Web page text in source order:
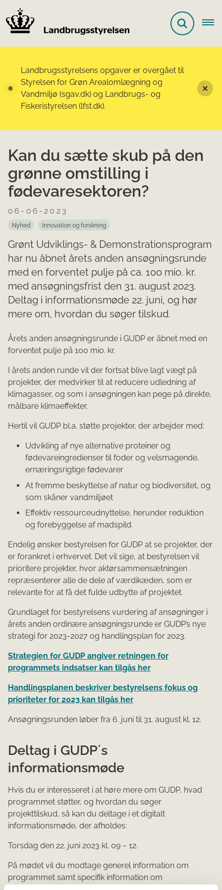
Landbrugsstyrelsens opgaver er overgået til
Styrelsen for Grøn Arealomlægning og
Vandmiljø (sgav.dk) og Landbrugs- og
Fiskeristyrelsen (lfst.dk).
Kan du sætte skub på den
grønne omstilling i
fødevaresektoren?
06-06-2023
Nyhed Innovation og forskning
Grønt Udviklings- & Demonstrationsprogram
har nu åbnet årets anden ansøgningsrunde
med en forventet pulje på ca. 100 mio. kr.
med ansøgningsfrist den 31. august 2023.
Deltag i informationsmøde 22. juni, og hør
mere om, hvordan du søger tilskud.
Årets anden ansøgningsrunde i GUDP er åbnet med en
forventet pulje på 100 mio. kr.
I årets anden runde vil der fortsat blive lagt vægt på
projekter, der medvirker til at reducere udledning af
klimagasser, og som i ansøgningen kan pege på direkte,
målbare klimaeffekter.
Hertil vil GUDP bl.a. støtte projekter, der arbejder med:
Udvikling af nye alternative proteiner og
fødevareingredienser til foder og velsmagende,
ernæringsrigtige fødevarer
At fremme beskyttelse af natur og biodiversitet, og
som skåner vandmiljøet
Effektiv ressourceudnyttelse, herunder reduktion
og forebyggelse af madspild.
Endelig ønsker bestyrelsen for GUDP at se projekter, der
er forankret i erhvervet. Det vil sige, at bestyrelsen vil
prioritere projekter, hvor aktørsammensætningen
repræsenterer alle de dele af værdikæden, som er
relevante for at få det fulde udbytte af projektet.
Grundlaget for bestyrelsens vurdering af ansøgninger i
årets anden ordinære ansøgningsrunde er GUDP’s nye
strategi for 2023-2027 og handlingsplan for 2023.
Strategien for GUDP angiver retningen for
programmets indsatser kan tilgås her
Handlingsplanen beskriver bestyrelsens fokus og
prioriteter for 2023 kan tilgås her
Ansøgningsrunden løber fra 6. juni til 31. august kl. 12.
Deltag i GUDP´s
informationsmøde
Hvis du er interesseret i at høre mere om GUDP, hvad
programmet støtter, og hvordan du søger
projekttilskud, så kan du deltage i et digitalt
informationsmøde, der afholdes:
Torsdag den 22. juni 2023 kl. 09 – 12.
På mødet vil du modtage generel information om
programmet samt specifik information om